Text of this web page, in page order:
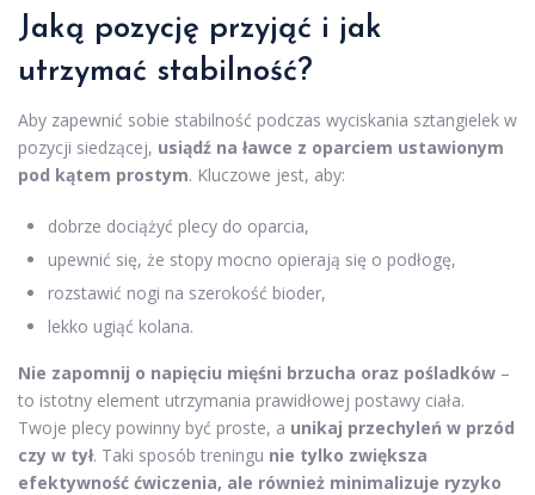
Jaką pozycję przyjąć i jak
utrzymać stabilność?
Aby zapewnić sobie stabilność podczas wyciskania sztangielek w
pozycji siedzącej, usiądź na ławce z oparciem ustawionym
pod kątem prostym. Kluczowe jest, aby:
dobrze dociążyć plecy do oparcia,
upewnić się, że stopy mocno opierają się o podłogę,
rozstawić nogi na szerokość bioder,
lekko ugiąć kolana.
Nie zapomnij o napięciu mięśni brzucha oraz pośladków –
to istotny element utrzymania prawidłowej postawy ciała.
Twoje plecy powinny być proste, a unikaj przechyleń w przód
czy w tył. Taki sposób treningu nie tylko zwiększa
efektywność ćwiczenia, ale również minimalizuje ryzyko